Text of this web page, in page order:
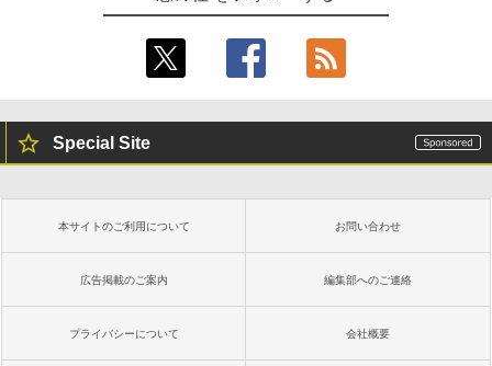
ない、大きな画面で読みやすい、6週間持
書籍リーダー、ブラック、16GB、広告な
Kindle Paperwhite シグニチャーエディ
るさ自動調整、色調調節ライト、12週間
持続バッテリー、広告なし、メタリック
Amazon Kindle Colorsoft | 16GBストレ
ージ、防水、7インチカラーディスプレ
Special Site
本サイトのご利用について お問い合わせ
広告掲載のご案内 編集部へのご連絡
プライバシーについて 会社概要